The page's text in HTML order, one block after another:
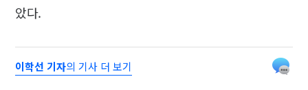
았다.
이학선 기자의 기사 더 보기